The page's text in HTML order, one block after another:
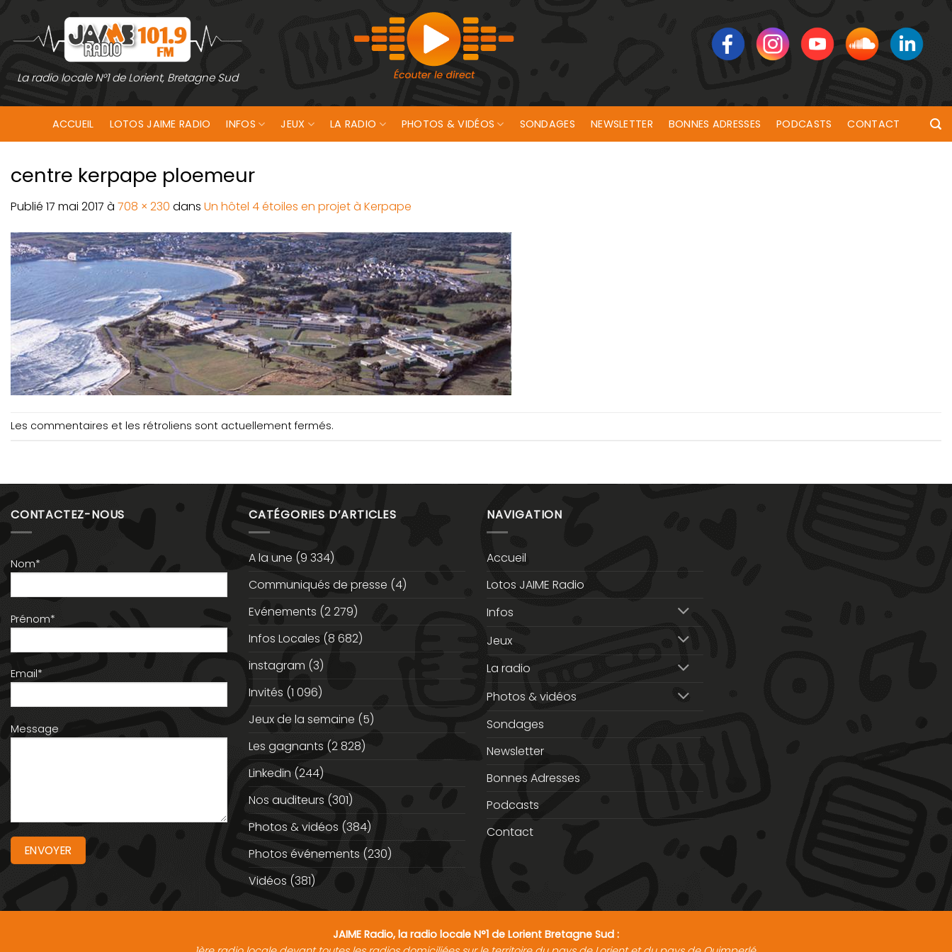
contenu
La radio locale N°1 de Lorient, Bretagne Sud
ACCUEIL LOTOS JAIME RADIO INFOS JEUX LA RADIO PHOTOS & VIDÉOS SONDAGES NEWSLETTER BONNES ADRESSES PODCASTS CONTACT
centre kerpape ploemeur
Publié 17 mai 2017 à 708 × 230 dans Un hôtel 4 étoiles en projet à Kerpape
Les commentaires et les rétroliens sont actuellement fermés.
CONTACTEZ-NOUS
Nom*
Prénom*
Email*
Message
CATÉGORIES D’ARTICLES
A la une (9 334)
Communiqués de presse (4)
Evénements (2 279)
Infos Locales (8 682)
instagram (3)
Invités (1 096)
Jeux de la semaine (5)
Les gagnants (2 828)
Linkedin (244)
Nos auditeurs (301)
Photos & vidéos (384)
Photos événements (230)
Vidéos (381)
NAVIGATION
Accueil
Lotos JAIME Radio
Infos
Jeux
La radio
Photos & vidéos
Sondages
Newsletter
Bonnes Adresses
Podcasts
Contact
JAIME Radio, la radio locale N°1 de Lorient Bretagne Sud :